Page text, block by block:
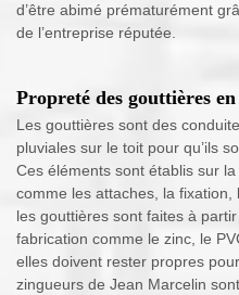
d’être abimé prématurément
de l’entreprise réputée.
Propreté des gouttières
Les gouttières sont des
pluviales sur le toit pour qu’ils
Ces éléments sont établis sur
comme les attaches, la
les gouttières sont faites à
fabrication comme le zinc, le
elles doivent rester propres
zingueurs de Jean Marcelin